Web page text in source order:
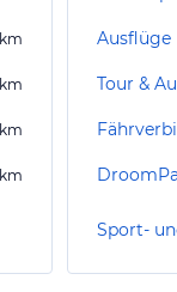
km
km
km
km
Ausflüge
Tour &